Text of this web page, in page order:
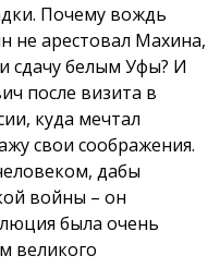
Почему вождь
не арестовал Махина,
сдачу белым Уфы? И
после визита в
куда мечтал
свои соображения.
дабы
войны – он
была очень
великого